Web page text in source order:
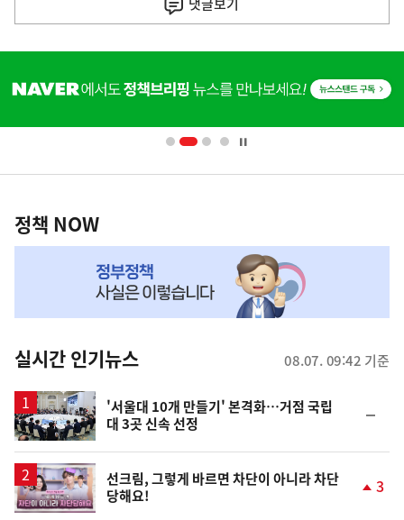
단
영
책
NOW,
뉴
스
정책 NOW
실시간 인기뉴스 08.07. 09:42 기준
'서울대 10개 만들기' 본격화…거점 국립
대 3곳 신속 선정
일
영
상
선크림, 그렇게 바르면 차단이 아니라 차단
당해요!
3